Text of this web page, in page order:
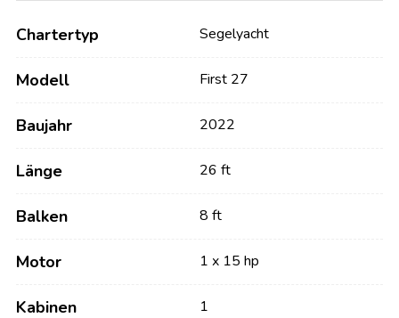
Chartertyp Segelyacht
Modell First 27
Baujahr 2022
Länge 26 ft
Balken 8 ft
Motor 1 x 15 hp
Kabinen 1